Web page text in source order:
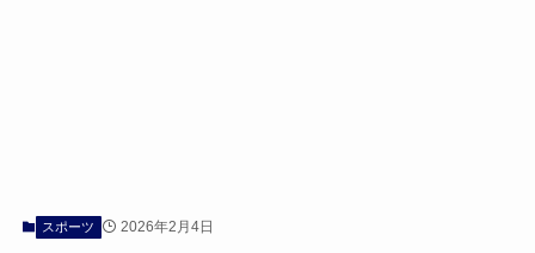
スポーツ 2026年2月4日